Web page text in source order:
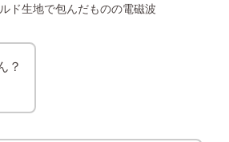
ド生地で包んだものの電磁波
？